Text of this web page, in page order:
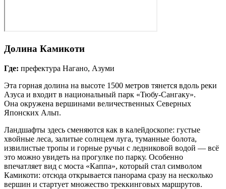
Долина Камикоти
Где: префектура Нагано, Азуми
Эта горная долина на высоте 1500 метров тянется вдоль реки
Азуса и входит в национальный парк «Тюбу‑Сангаку».
Она окружена вершинами величественных Северных
Японских Альп.
Ландшафты здесь сменяются как в калейдоскопе: густые
хвойные леса, залитые солнцем луга, туманные болота,
извилистые тропы и горные ручьи с ледниковой водой — всё
это можно увидеть на прогулке по парку. Особенно
впечатляет вид с моста «Каппа», который стал символом
Камикоти: отсюда открывается панорама сразу на несколько
вершин и стартует множество треккинговых маршрутов.